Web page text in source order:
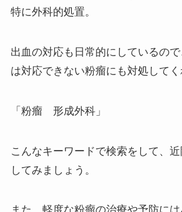
特に外科的処置。
出血の対応も日常的にしているの
は対応できない粉瘤にも対処してく
「粉瘤 形成外科」
こんなキーワードで検索をして、
してみましょう。